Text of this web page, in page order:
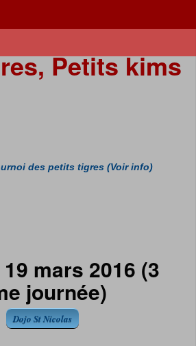
Petits kims
des petits tigres (Voir info)
mars 2016 (3
journée)
Dojo St Nicolas